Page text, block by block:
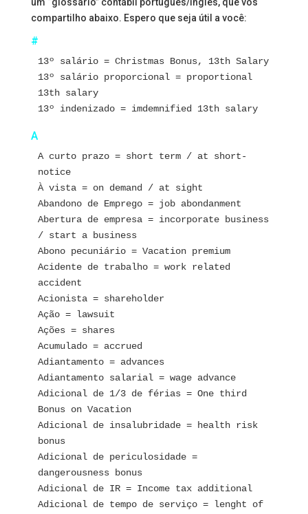
compartilho abaixo. Espero que seja útil a você:
#
13º salário = Christmas Bonus, 13th Salary
13º salário proporcional = proportional
13th salary
13º indenizado = imdemnified 13th salary
A
A curto prazo = short term / at short-
notice
À vista = on demand / at sight
Abandono de Emprego = job abondanment
Abertura de empresa = incorporate business
/ start a business
Abono pecuniário = Vacation premium
Acidente de trabalho = work related
accident
Acionista = shareholder
Ação = lawsuit
Ações = shares
Acumulado = accrued
Adiantamento = advances
Adiantamento salarial = wage advance
Adicional de 1/3 de férias = One third
Bonus on Vacation
Adicional de insalubridade = health risk
bonus
Adicional de periculosidade =
dangerousness bonus
Adicional de IR = Income tax additional
Adicional de tempo de serviço = lenght of